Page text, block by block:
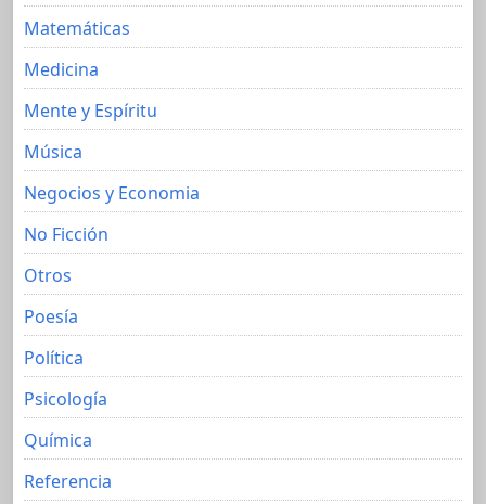
Matemáticas
Medicina
Mente y Espíritu
Música
Negocios y Economia
No Ficción
Otros
Poesía
Política
Psicología
Química
Referencia